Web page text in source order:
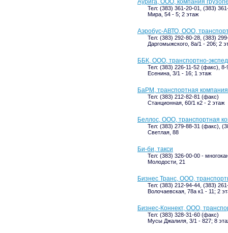
Аурига, ООО, компания
Тел: (383) 361-20-01, (383)
Мира, 54 - 5; 2 этаж
Аэробус-АВТО, ООО,
Тел: (383) 292-80-28, (383)
Даргомыжского, 8а/1 - 206; 2
ББК, ООО, транспортно-
Тел: (383) 226-11-52 (факс), 8-
Есенина, 3/1 - 16; 1 этаж
БаРМ, транспортная компания
Тел: (383) 212-82-81 (факс)
Станционная, 60/1 к2 - 2 этаж
Беллос, ООО, транспортная
Тел: (383) 279-88-31 (факс),
Светлая, 88
Би-би, такси
Тел: (383) 326-00-00 -
Молодости, 21
Бизнес Транс, ООО,
Тел: (383) 212-94-44, (383)
Волочаевская, 78а к1 - 11; 2
Бизнес-Коннект, ООО,
Тел: (383) 328-31-60 (факс)
Мусы Джалиля, 3/1 - 827; 8